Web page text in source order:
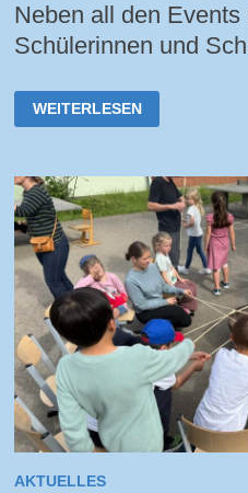
Neben all den Events
Schülerinnen und
ALLER
MITARBEITERINNEN
WEITERLESEN
AKTUELLES